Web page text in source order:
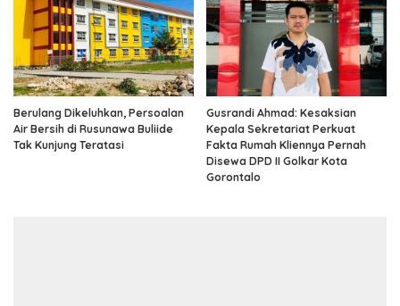
Berulang Dikeluhkan, Persoalan
Air Bersih di Rusunawa Buliide
Tak Kunjung Teratasi
Gusrandi Ahmad: Kesaksian
Kepala Sekretariat Perkuat
Fakta Rumah Kliennya Pernah
Disewa DPD II Golkar Kota
Gorontalo